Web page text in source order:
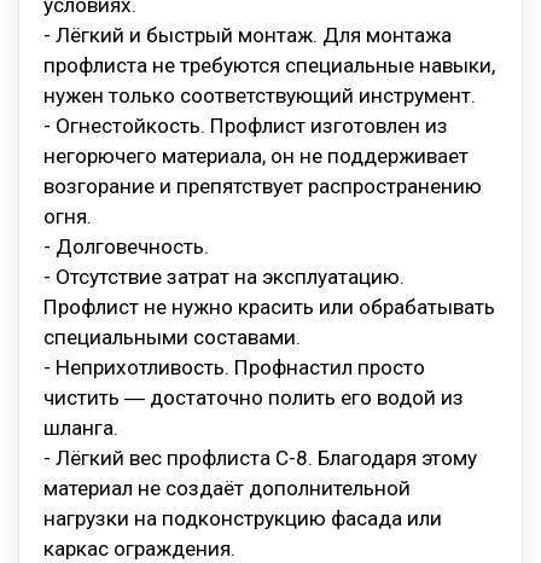
условиях.
- Лёгкий и быстрый монтаж. Для монтажа
профлиста не требуются специальные навыки,
нужен только соответствующий инструмент.
- Огнестойкость. Профлист изготовлен из
негорючего материала, он не поддерживает
возгорание и препятствует распространению
огня.
- Долговечность.
- Отсутствие затрат на эксплуатацию.
Профлист не нужно красить или обрабатывать
специальными составами.
- Неприхотливость. Профнастил просто
чистить ― достаточно полить его водой из
шланга.
- Лёгкий вес профлиста С-8. Благодаря этому
материал не создаёт дополнительной
нагрузки на подконструкцию фасада или
каркас ограждения.